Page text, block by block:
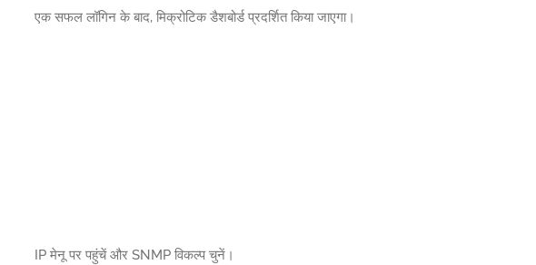
एक सफल लॉगिन के बाद, मिक्रोटिक डैशबोर्ड प्रदर्शित किया जाएगा।
IP मेनू पर पहुंचें और SNMP विकल्प चुनें।